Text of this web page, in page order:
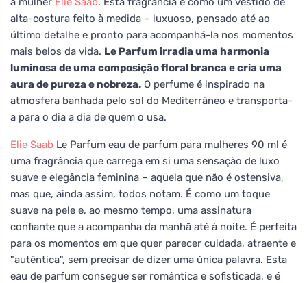
alta-costura feito à medida – luxuoso, pensado até ao
último detalhe e pronto para acompanhá-la nos momentos
mais belos da vida. Le Parfum irradia uma harmonia
luminosa de uma composição floral branca e cria uma
aura de pureza e nobreza. O perfume é inspirado na
atmosfera banhada pelo sol do Mediterrâneo e transporta-
a para o dia a dia de quem o usa.
Elie Saab Le Parfum eau de parfum para mulheres 90 ml é
uma fragrância que carrega em si uma sensação de luxo
suave e elegância feminina – aquela que não é ostensiva,
mas que, ainda assim, todos notam. É como um toque
suave na pele e, ao mesmo tempo, uma assinatura
confiante que a acompanha da manhã até à noite. É perfeita
para os momentos em que quer parecer cuidada, atraente e
"autêntica", sem precisar de dizer uma única palavra. Esta
eau de parfum consegue ser romântica e sofisticada, e é